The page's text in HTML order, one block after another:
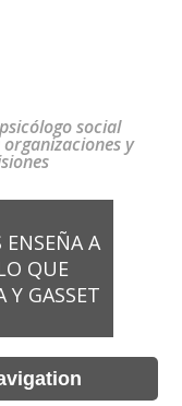
social
y
ENSEÑA A
QUE
Y GASSET